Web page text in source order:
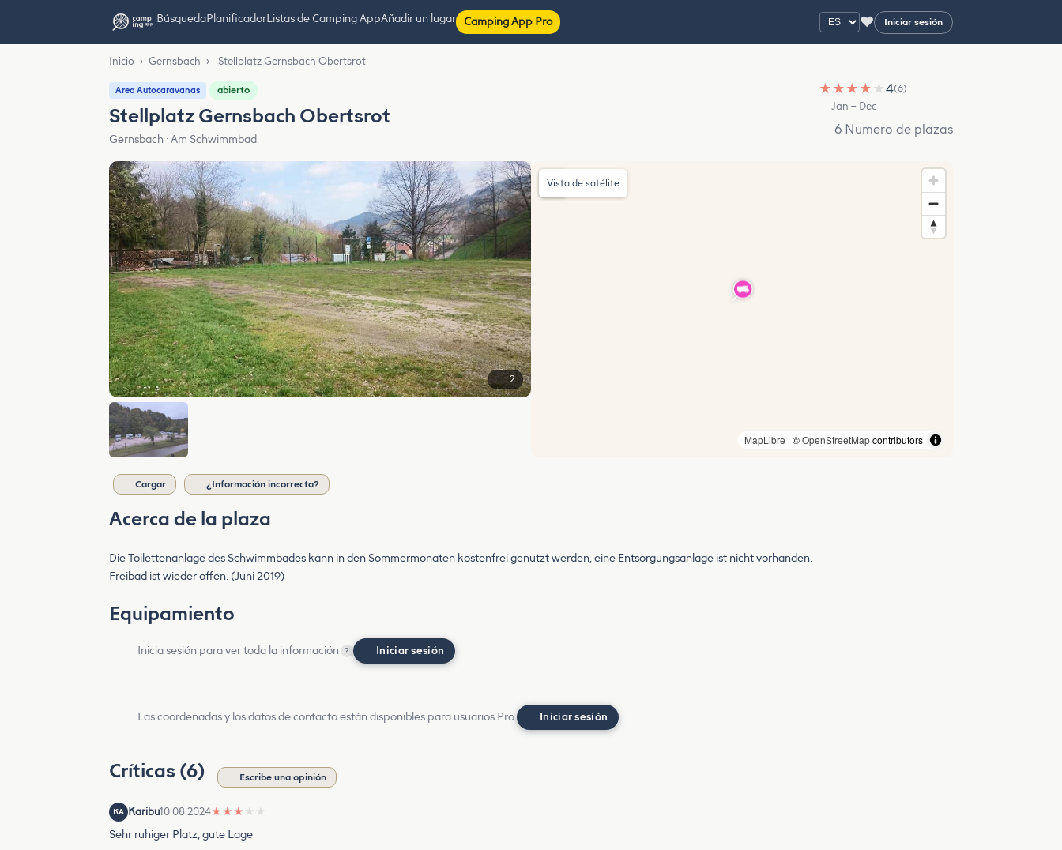
BúsquedaPlanificadorListas de Camping AppAñadir un lugar Camping App Pro ♥ Iniciar sesión
Inicio › Gernsbach › Stellplatz Gernsbach Obertsrot
Area Autocaravanas abierto
Stellplatz Gernsbach Obertsrot
Gernsbach · Am Schwimmbad
★ ★ ★ ★ ★4(6)
Jan – Dec
6 Numero de plazas
2
MapLibre | ©OpenStreetMapcontributors
Vista de satélite
Cargar ¿Información incorrecta?
Acerca de la plaza
Die Toilettenanlage des Schwimmbades kann in den Sommermonaten kostenfrei genutzt werden, eine Entsorgungsanlage ist nicht vorhanden.
Freibad ist wieder offen. (Juni 2019)
Equipamiento
Inicia sesión para ver toda la información ? Iniciar sesión
Las coordenadas y los datos de contacto están disponibles para usuarios Pro. Iniciar sesión
Críticas (6) Escribe una opinión
KA Karibu10.08.2024★ ★ ★ ★ ★
Sehr ruhiger Platz, gute Lage